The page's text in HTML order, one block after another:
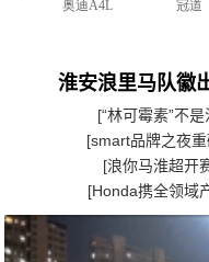
淮安浪里马队徽
[“林可霉素”不
[smart品牌之夜
[浪你马淮超开
[Honda携全领域